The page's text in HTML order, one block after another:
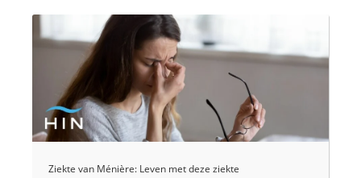
Ziekte van Ménière: Leven met deze ziekte